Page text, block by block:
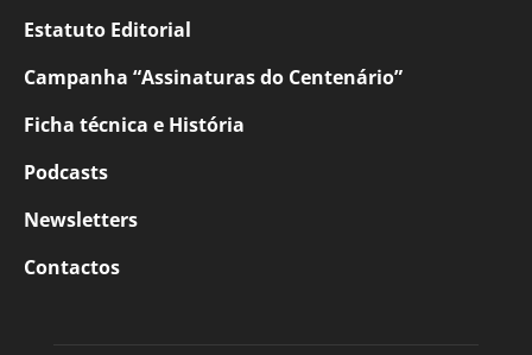
Estatuto Editorial
Campanha “Assinaturas do Centenário”
Ficha técnica e História
Podcasts
Newsletters
Contactos